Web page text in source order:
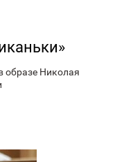
образе Николая